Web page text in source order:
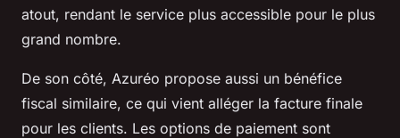
atout, rendant le service plus accessible pour le plus
grand nombre.
De son côté, Azuréo propose aussi un bénéfice
fiscal similaire, ce qui vient alléger la facture finale
pour les clients. Les options de paiement sont